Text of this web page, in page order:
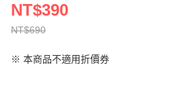
NT$690
NT$390
※ 本商品不適用折價券